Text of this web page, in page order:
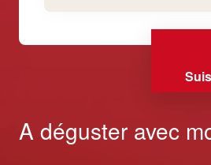
A déguster avec